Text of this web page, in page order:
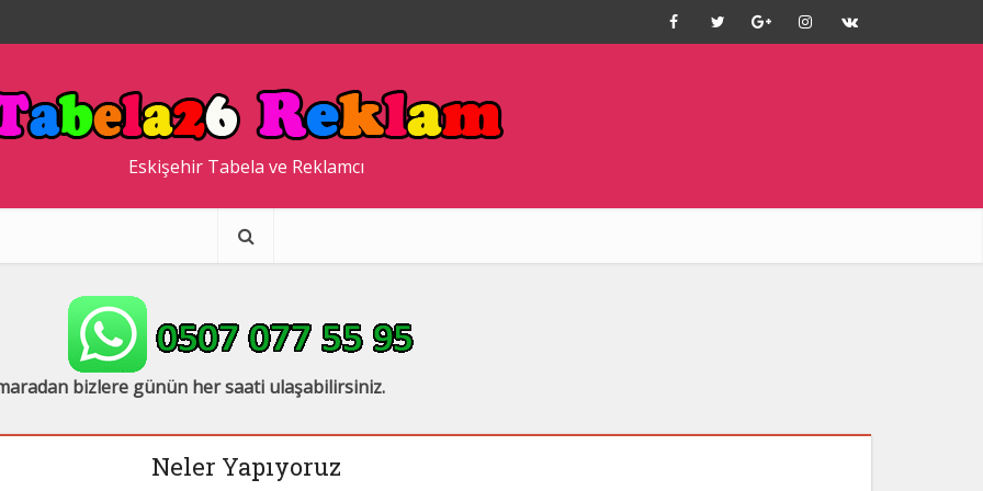
Eskişehir Tabela ve Reklamcı
bizlere günün her saati ulaşabilirsiniz.
Neler Yapıyoruz